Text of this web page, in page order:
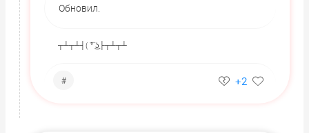
Обновил.
┬┴┬┴┤( ͡° ͜ʖ├┬┴┬┴
# +2